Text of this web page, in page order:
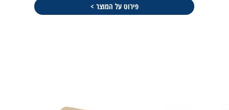
פירוט על המוצר >